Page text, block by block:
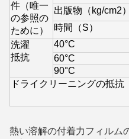
件（唯一
の参照の
ために）
出版物（kg/cm2）
時間（S）
洗濯
抵抗
40°C
60°C
90°C
ドライクリーニングの抵抗
熱い溶解の付着力フィルム